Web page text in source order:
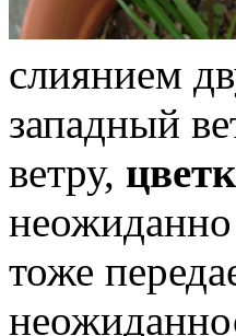
слиянием
западный
ветру,
неожиданно
тоже